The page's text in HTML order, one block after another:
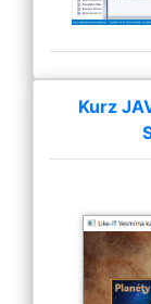
Kurz